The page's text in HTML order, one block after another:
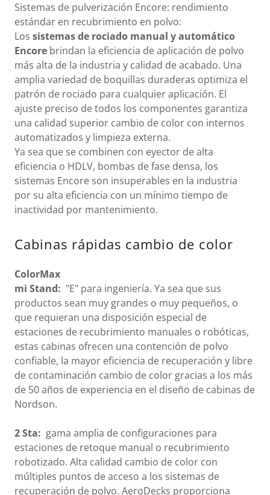
Sistemas de pulverización Encore: rendimiento
estándar en recubrimiento en polvo:
Los sistemas de rociado manual y automático
Encore brindan la eficiencia de aplicación de polvo
más alta de la industria y calidad de acabado. Una
amplia variedad de boquillas duraderas optimiza el
patrón de rociado para cualquier aplicación. El
ajuste preciso de todos los componentes garantiza
una calidad superior cambio de color con internos
automatizados y limpieza externa.
Ya sea que se combinen con eyector de alta
eficiencia o HDLV, bombas de fase densa, los
sistemas Encore son insuperables en la industria
por su alta eficiencia con un mínimo tiempo de
inactividad por mantenimiento.
Cabinas rápidas cambio de color
ColorMax
mi Stand: "E" para ingeniería. Ya sea que sus
productos sean muy grandes o muy pequeños, o
que requieran una disposición especial de
estaciones de recubrimiento manuales o robóticas,
estas cabinas ofrecen una contención de polvo
confiable, la mayor eficiencia de recuperación y libre
de contaminación cambio de color gracias a los más
de 50 años de experiencia en el diseño de cabinas de
Nordson.
2Sta: gama amplia de configuraciones para
estaciones de retoque manual o recubrimiento
robotizado. Alta calidad cambio de color con
múltiples puntos de acceso a los sistemas de
recuperación de polvo. AeroDecks proporciona